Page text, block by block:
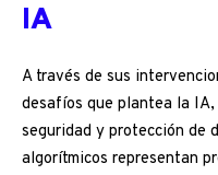
IA
A través de sus
desafíos que plantea la
seguridad y protección de
algorítmicos representan